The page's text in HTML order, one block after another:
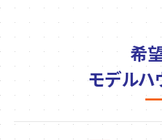
希
モデルハ